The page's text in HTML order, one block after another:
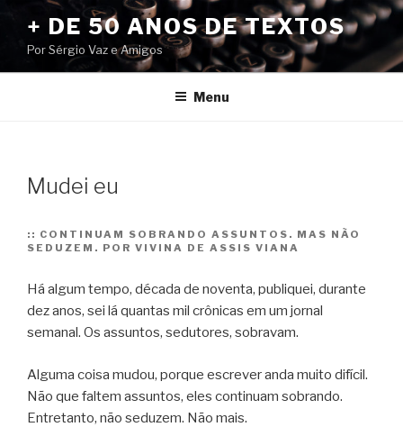
conteúdo
+ DE 50 ANOS DE TEXTOS
Por Sérgio Vaz e Amigos
Menu
Mudei eu
:: CONTINUAM SOBRANDO ASSUNTOS. MAS NÃO
SEDUZEM. POR VIVINA DE ASSIS VIANA
Há algum tempo, década de noventa, publiquei, durante
dez anos, sei lá quantas mil crônicas em um jornal
semanal. Os assuntos, sedutores, sobravam.
Alguma coisa mudou, porque escrever anda muito difícil.
Não que faltem assuntos, eles continuam sobrando.
Entretanto, não seduzem. Não mais.